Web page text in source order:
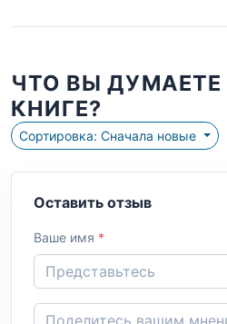
ЧТО ВЫ ДУМАЕТЕ
КНИГЕ?
Сортировка: Сначала новые
Оставить отзыв
Ваше имя *